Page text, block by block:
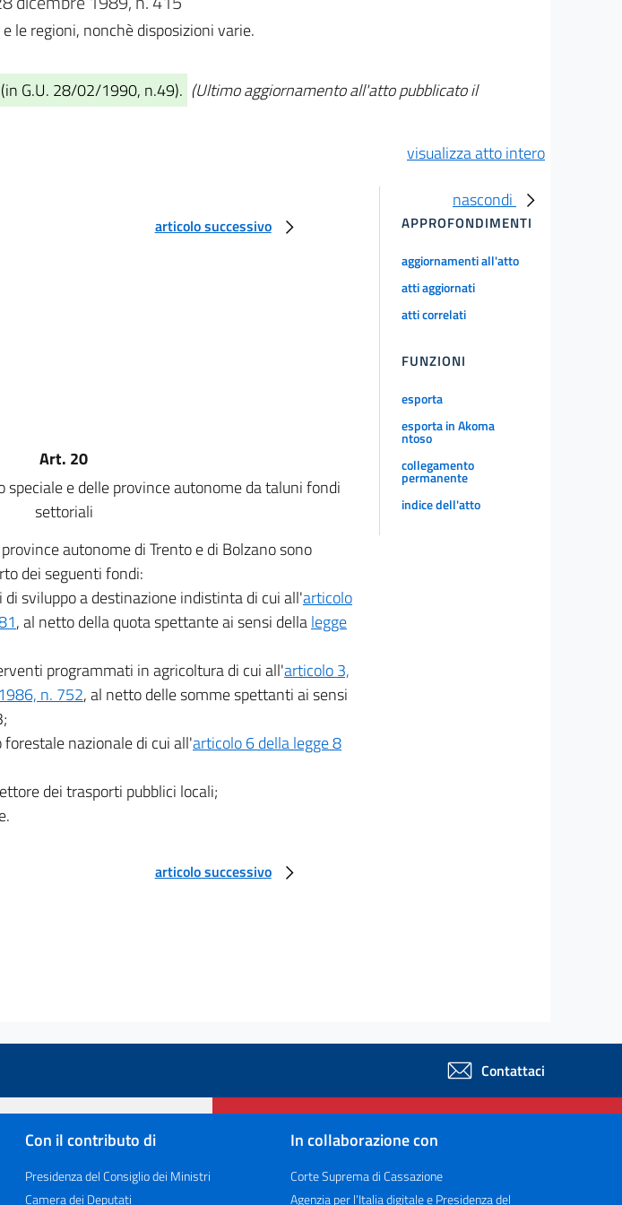
le regioni, nonchè disposizioni varie.
G.U. 28/02/1990, n.49). (Ultimo aggiornamento all'atto pubblicato il
visualizza atto intero
articolo successivo
Art. 20
speciale e delle province autonome da taluni fondi
settoriali
autonome di Trento e di Bolzano sono
dei seguenti fondi:
sviluppo a destinazione indistinta di cui all'articolo
, al netto della quota spettante ai sensi dellalegge
programmati in agricoltura di cui all'articolo 3,
n. 752, al netto delle somme spettanti ai sensi
nazionale di cui all'articolo 6 della legge 8
dei trasporti pubblici locali;
articolo successivo
nascondi
APPROFONDIMENTI
aggiornamenti all'atto
atti aggiornati
atti correlati
FUNZIONI
esporta
esporta in Akoma
ntoso
collegamento
permanente
indice dell'atto
Contattaci
Con il contributo di
Presidenza del Consiglio dei Ministri
Camera dei Deputati
In collaborazione con
Corte Suprema di Cassazione
Agenzia per l’Italia digitale e Presidenza del